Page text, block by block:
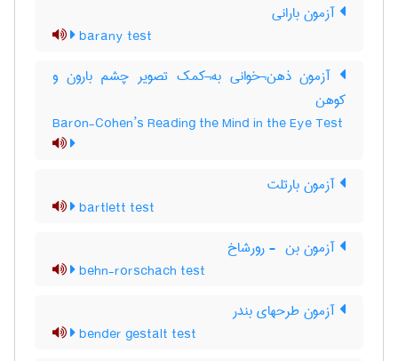
آزمون بارانی
barany test
آزمون ذهن¬خوانی به¬کمک تصویر چشم بارون و
کوهن
Baron-Cohen’s Reading the Mind in the Eye Test
آزمون بارتلت
bartlett test
آزمون بن ‎ - رورشاخ
behn-rorschach test
آزمون طرحهای بندر
bender gestalt test